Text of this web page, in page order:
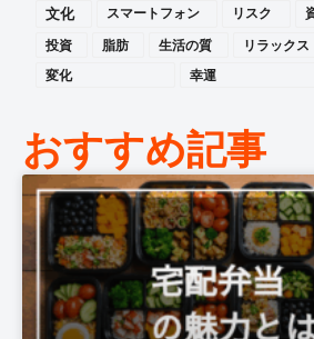
文化
スマートフォン リスク
投資
脂肪 生活の質 リラックス
変化
幸運
おすすめ記事